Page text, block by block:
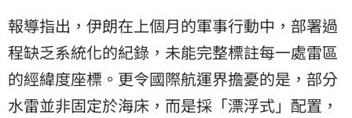
報導指出，伊朗在上個月的軍事行動中，部署過
程缺乏系統化的紀錄，未能完整標註每一處雷區
的經緯度座標。更令國際航運界擔憂的是，部分
水雷並非固定於海床，而是採「漂浮式」配置，